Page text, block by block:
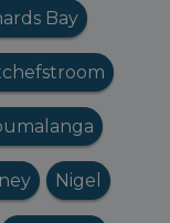
Bay
Nigel